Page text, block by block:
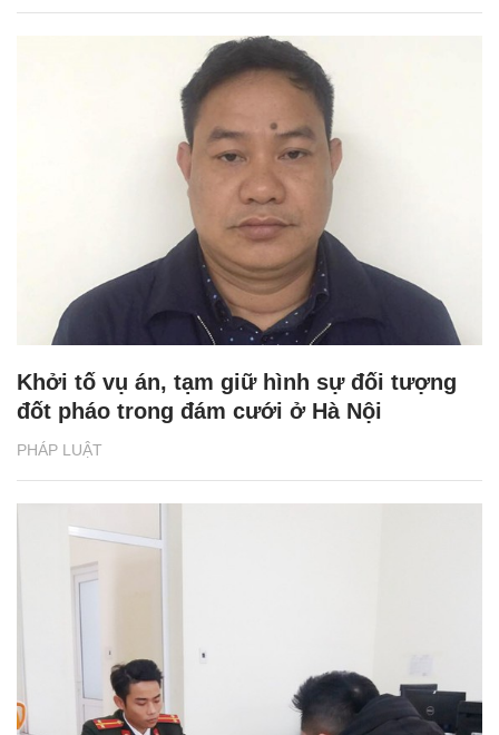
PHÁP LUẬT
Khởi tố vụ án, tạm giữ hình sự đối tượng
đốt pháo trong đám cưới ở Hà Nội